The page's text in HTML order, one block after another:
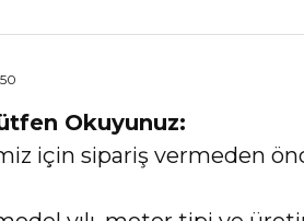
Okuyunuz:
sipariş vermeden önce